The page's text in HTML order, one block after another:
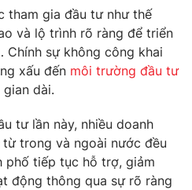
lai
tham gia đầu tư như thế
và lộ trình rõ ràng để triển
sự không công khai
xấu đến môi trường đầu tư
dài.
tư lần này, nhiều doanh
trong và ngoài nước đều
phố tiếp tục hỗ trợ, giảm
động thông qua sự rõ ràng